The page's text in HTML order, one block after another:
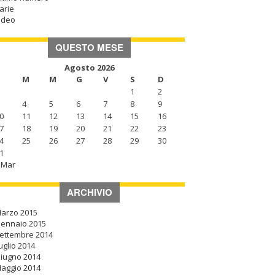
QUESTO MESE
Agosto 2026
M M G V S
D
1
2
4 5 6 7 8
9
11 12 13 14 15
16
18 19 20 21 22
23
25 26 27 28 29
30
ARCHIVIO
2015
2015
2014
2014
2014
2014